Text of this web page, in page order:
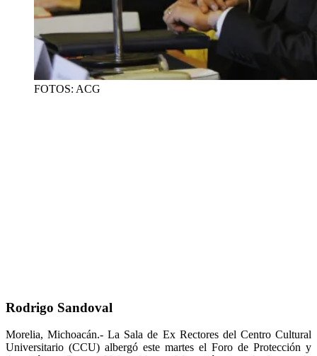
FOTOS: ACG
Rodrigo Sandoval
Morelia, Michoacán.- La Sala de Ex Rectores del Centro Cultural
Universitario (CCU) albergó este martes el Foro de Protección y